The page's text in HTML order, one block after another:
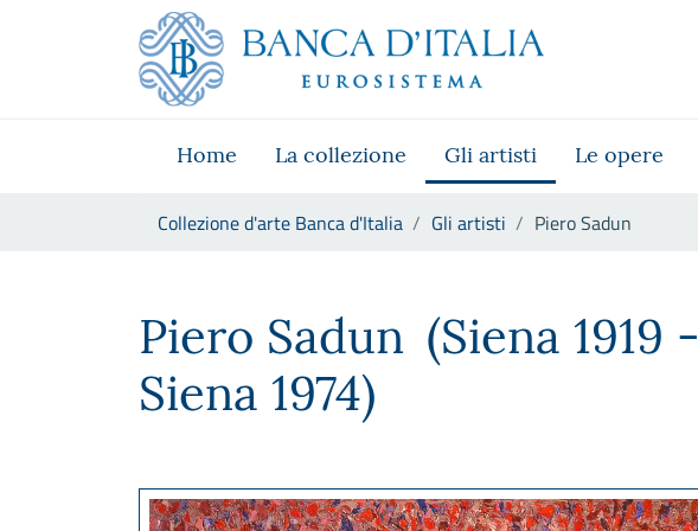
Skip to Main Content
Vai al sito istituzionale
Vai al menu di navigazione
Vai alla ricerca
Vai ai contenuti
Home La collezione Gli artisti Le opere
Collezione d'arte Banca d'Italia Gli artisti Piero Sadun
Piero Sadun (Siena 1919 -
Siena 1974)